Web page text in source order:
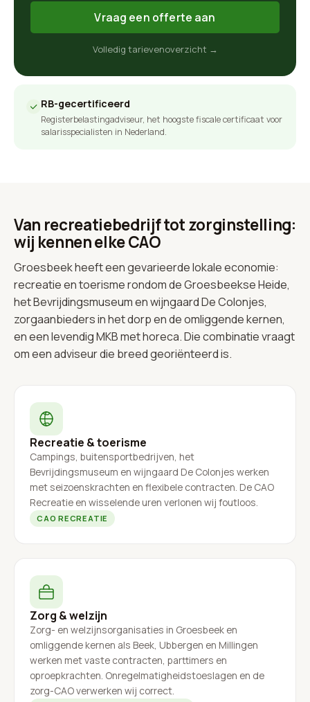
Vraag een offerte aan
Volledig tarievenoverzicht →
RB-gecertificeerd
Registerbelastingadviseur, het hoogste fiscale certificaat voor
salarisspecialisten in Nederland.
Van recreatiebedrijf tot zorginstelling:
wij kennen elke CAO
Groesbeek heeft een gevarieerde lokale economie:
recreatie en toerisme rondom de Groesbeekse Heide,
het Bevrijdingsmuseum en wijngaard De Colonjes,
zorgaanbieders in het dorp en de omliggende kernen,
en een levendig MKB met horeca. Die combinatie vraagt
om een adviseur die breed georiënteerd is.
Recreatie & toerisme
Campings, buitensportbedrijven, het
Bevrijdingsmuseum en wijngaard De Colonjes werken
met seizoenskrachten en flexibele contracten. De CAO
Recreatie en wisselende uren verlonen wij foutloos.
CAO RECREATIE
Zorg & welzijn
Zorg- en welzijnsorganisaties in Groesbeek en
omliggende kernen als Beek, Ubbergen en Millingen
werken met vaste contracten, parttimers en
oproepkrachten. Onregelmatigheidstoeslagen en de
zorg-CAO verwerken wij correct.